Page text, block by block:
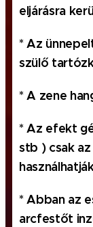
"
eljárásra
* Az
szülő
* A zene
* Az efekt
stb ) csak
* Abban az
arcfestőt